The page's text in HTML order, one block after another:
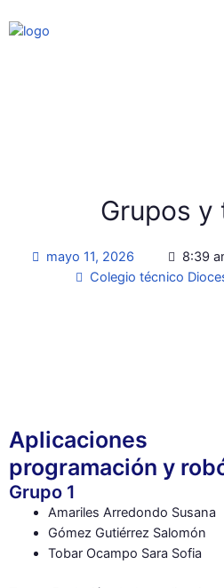
Grupos y
mayo 11, 2026 8:39
Colegio técnico
programación y
Grupo 1
Amariles Arredondo Susana
Gómez Gutiérrez Salomón
Tobar Ocampo Sara Sofia